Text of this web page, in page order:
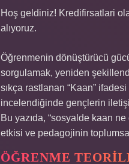
Hoş geldiniz! Kredifirsatlari
alıyoruz.
Öğrenmenin dönüştürücü
sorgulamak, yeniden
sıkça rastlanan “Kaan”
incelendiğinde gençlerin
Bu yazıda, “sosyalde kaan
etkisi ve pedagojinin
ÖĞRENME